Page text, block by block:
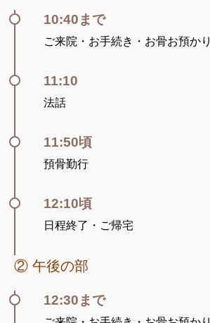
10:40まで
ご来院・お手続き・お骨お預かり
11:10
法話
11:50頃
預骨勤行
12:10頃
日程終了・ご帰宅
② 午後の部
12:30まで